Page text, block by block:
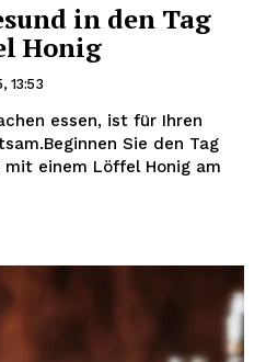
in den Tag
Honig
13:53
essen, ist für Ihren
Sie den Tag
einem Löffel Honig am